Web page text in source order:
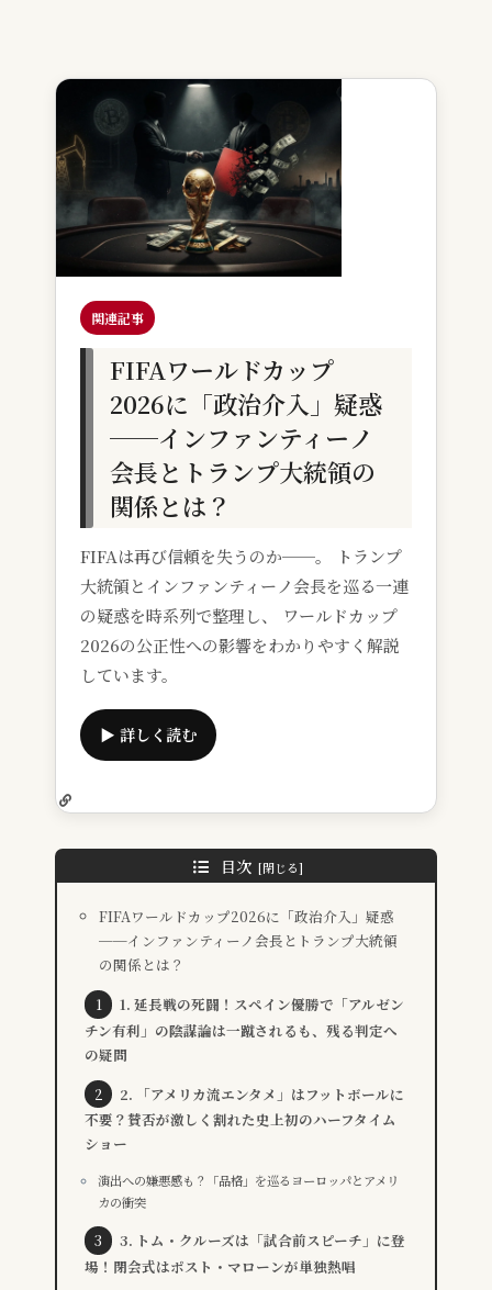
関連記事
FIFAワールドカップ
2026に「政治介入」疑惑
──インファンティーノ
会長とトランプ大統領の
関係とは？
FIFAは再び信頼を失うのか──。 トランプ
大統領とインファンティーノ会長を巡る一連
の疑惑を時系列で整理し、 ワールドカップ
2026の公正性への影響をわかりやすく解説
しています。
▶ 詳しく読む
目次
FIFAワールドカップ2026に「政治介入」疑惑
──インファンティーノ会長とトランプ大統領
の関係とは？
1. 延長戦の死闘！スペイン優勝で「アルゼン
チン有利」の陰謀論は一蹴されるも、残る判定へ
の疑問
2. 「アメリカ流エンタメ」はフットボールに
不要？賛否が激しく割れた史上初のハーフタイム
ショー
演出への嫌悪感も？「品格」を巡るヨーロッパとアメリ
カの衝突
3. トム・クルーズは「試合前スピーチ」に登
場！閉会式はポスト・マローンが単独熱唱